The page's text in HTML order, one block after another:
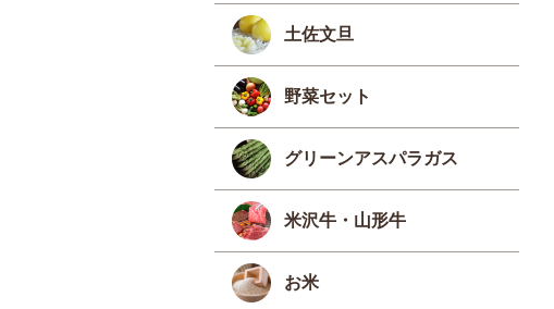
土佐文旦
野菜セット
グリーンアスパラガス
米沢牛・山形牛
お米